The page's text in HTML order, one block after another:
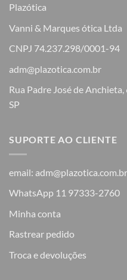
Plazótica
Vanni & Marques ótica Ltda
CNPJ 74.237.298/0001-94
adm@plazotica.com.br
Rua Padre José de
SP
SUPORTE AO CLIENTE
email: adm@plazotica.com.br
WhatsApp 11 97333-2760
Minha conta
Rastrear pedido
Troca e devoluções